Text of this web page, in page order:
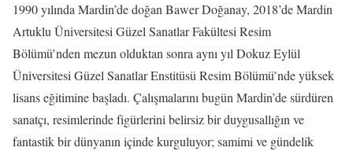
1990 yılında Mardin’de doğan Bawer Doğanay, 2018’de Mardin
Artuklu Üniversitesi Güzel Sanatlar Fakültesi Resim
Bölümü’nden mezun olduktan sonra aynı yıl Dokuz Eylül
Üniversitesi Güzel Sanatlar Enstitüsü Resim Bölümü’nde yüksek
lisans eğitimine başladı. Çalışmalarını bugün Mardin’de sürdüren
sanatçı, resimlerinde figürlerini belirsiz bir duygusallığın ve
fantastik bir dünyanın içinde kurguluyor; samimi ve gündelik